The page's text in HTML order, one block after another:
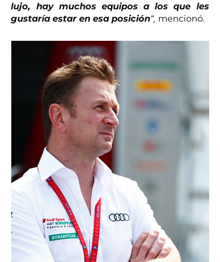
lujo, hay muchos equipos a los que les
gustaría estar en esa posición“, mencionó.